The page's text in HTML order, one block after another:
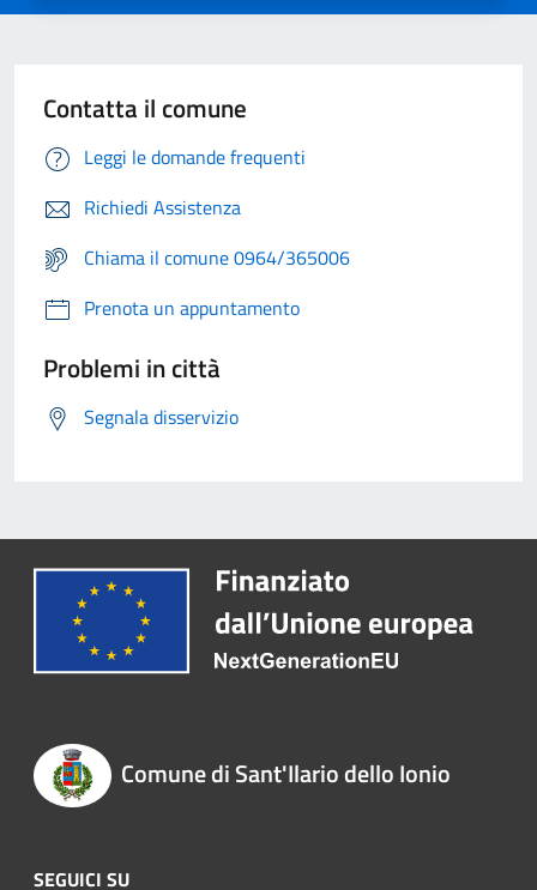
Contatta il comune
Leggi le domande frequenti
Richiedi Assistenza
Chiama il comune 0964/365006
Prenota un appuntamento
Problemi in città
Segnala disservizio
Comune di Sant'Ilario dello Ionio
SEGUICI SU